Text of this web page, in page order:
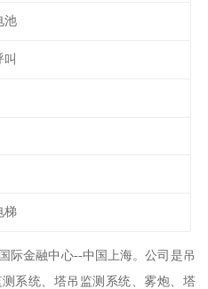
池
叫
梯
际金融中心--中国上海。公司是吊
系统、塔吊监测系统、雾炮、塔